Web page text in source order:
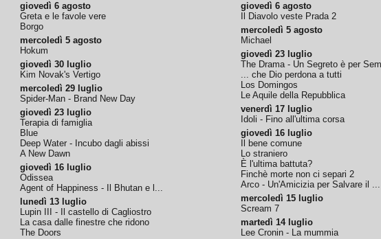
giovedì 6 agosto
Greta e le favole vere
Borgo
mercoledì 5 agosto
Hokum
giovedì 30 luglio
Kim Novak's Vertigo
mercoledì 29 luglio
Spider-Man - Brand New Day
giovedì 23 luglio
Terapia di famiglia
Blue
Deep Water - Incubo dagli abissi
A New Dawn
giovedì 16 luglio
Odissea
Agent of Happiness - Il Bhutan e l...
lunedì 13 luglio
Lupin III - Il castello di Cagliostro
La casa dalle finestre che ridono
The Doors
giovedì 6 agosto
Il Diavolo veste Prada 2
mercoledì 5 agosto
Michael
giovedì 23 luglio
The Drama - Un Segreto è per
... che Dio perdona a tutti
Los Domingos
Le Aquile della Repubblica
venerdì 17 luglio
Idoli - Fino all'ultima corsa
giovedì 16 luglio
Il bene comune
Lo straniero
È l'ultima battuta?
Finchè morte non ci separi 2
Arco - Un'Amicizia per Salvare il ...
mercoledì 15 luglio
Scream 7
martedì 14 luglio
Lee Cronin - La mummia